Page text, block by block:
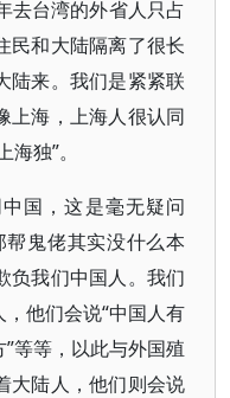
去台湾的外省人只占
民和大陆隔离了很长
陆来。我们是紧紧联
上海，上海人很认同
独”。
国，这是毫无疑问
鬼佬其实没什么本
负我们中国人。我们
他们会说“中国人有
等等，以此与外国殖
大陆人，他们则会说